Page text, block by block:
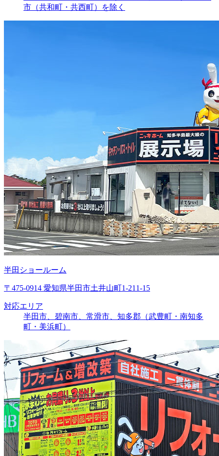
市（共和町・共西町）を除く
半田ショールーム
〒475-0914 愛知県半田市土井山町1-211-15
対応エリア
半田市、碧南市、常滑市、知多郡（武豊町・南知多
町・美浜町）